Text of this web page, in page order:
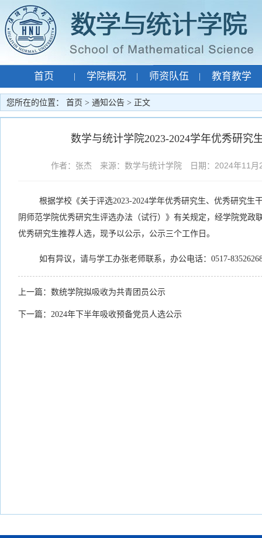
首页 学院概况 师资队伍 教育教学
专题网站 | 孙智宏 |
您所在的位置： 首页 > 通知公告 > 正文
数学与统计学院2023-2024学年优秀研究
作者：张杰 来源：数学与统计学院 日期：2024年11
根据学校《关于评选2023-2024学年优秀研究生、优秀研究生
阴师范学院优秀研究生评选办法（试行）》有关规定，经学院党政
优秀研究生推荐人选，现予以公示，公示三个工作日。
如有异议，请与学工办张老师联系，办公电话：0517-
上一篇： 数统学院拟吸收为共青团员公示
下一篇： 2024年下半年吸收预备党员人选公示